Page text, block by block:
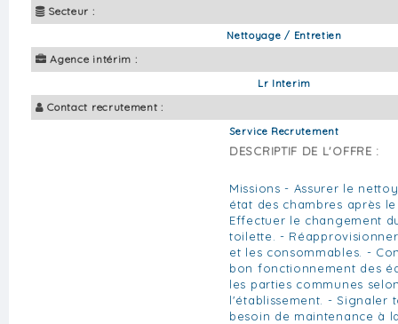
Secteur :
Nettoyage / Entretien
Agence intérim :
Lr Interim
Contact recrutement :
Service Recrutement
DESCRIPTIF DE L'OFFRE :
Missions - Assurer le
état des chambres après
Effectuer le changement
toilette. -
et les consommables. -
bon fonctionnement des
les parties communes
l'établissement. - Signaler
besoin de maintenance à